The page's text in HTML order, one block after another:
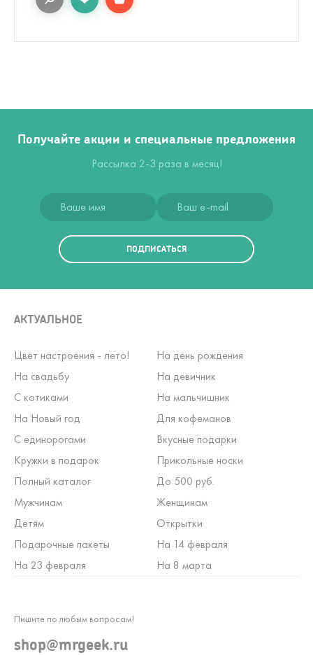
Получайте акции и специальные предложения
Рассылка 2-3 раза в месяц!
ПОДПИСАТЬСЯ
АКТУАЛЬНОЕ
Цвет настроения - лето!
На день рождения
На свадьбу
На девичник
С котиками
На мальчишник
На Новый год
Для кофеманов
С единорогами
Вкусные подарки
Кружки в подарок
Прикольные носки
Полный каталог
До 500 руб.
Мужчинам
Женщинам
Детям
Открытки
Подарочные пакеты
На 14 февраля
На 23 февраля
На 8 марта
Пишите по любым вопросам!
shop@mrgeek.ru